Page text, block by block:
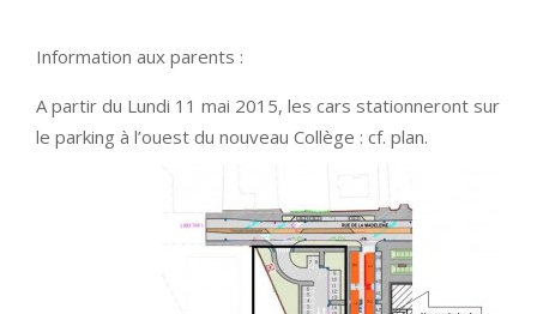
Information aux parents :
A partir du Lundi 11 mai 2015, les cars stationneront sur
le parking à l’ouest du nouveau Collège : cf. plan.